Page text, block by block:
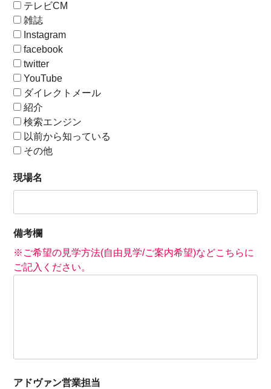
テレビCM
雑誌
Instagram
facebook
twitter
YouTube
ダイレクトメール
紹介
検索エンジン
以前から知っている
その他
現場名
備考欄
※ご希望の見学方法(自由見学/ご案内希望)などこちらに
ご記入ください。
アドヴァン営業担当